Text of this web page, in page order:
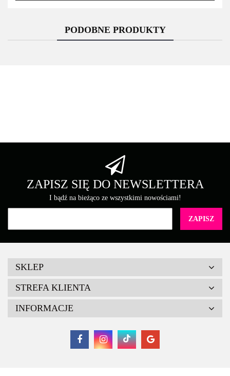
PODOBNE PRODUKTY
Brother
Cartridge Web
ZAPISZ SIĘ DO NEWSLETTERA
I bądź na bieżąco ze wszystkimi nowościami!
SKLEP
STREFA KLIENTA
INFORMACJE